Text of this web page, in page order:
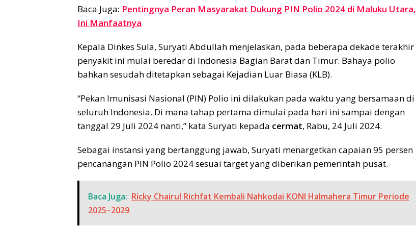
Baca Juga: Pentingnya Peran Masyarakat Dukung PIN Polio 2024 di Maluku Utara,
Ini Manfaatnya
Kepala Dinkes Sula, Suryati Abdullah menjelaskan, pada beberapa dekade terakhir
penyakit ini mulai beredar di Indonesia Bagian Barat dan Timur. Bahaya polio
bahkan sesudah ditetapkan sebagai Kejadian Luar Biasa (KLB).
“Pekan Imunisasi Nasional (PIN) Polio ini dilakukan pada waktu yang bersamaan di
seluruh Indonesia. Di mana tahap pertama dimulai pada hari ini sampai dengan
tanggal 29 Juli 2024 nanti,” kata Suryati kepada cermat, Rabu, 24 Juli 2024.
Sebagai instansi yang bertanggung jawab, Suryati menargetkan capaian 95 persen
pencanangan PIN Polio 2024 sesuai target yang diberikan pemerintah pusat.
Baca Juga: Ricky Chairul Richfat Kembali Nahkodai KONI Halmahera Timur Periode
2025–2029